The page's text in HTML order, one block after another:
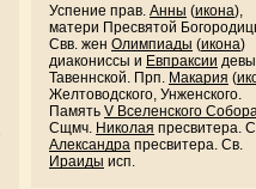
Успение прав. Анны (икона),
матери Пресвятой
Свв. жен Олимпиады (икона)
диакониссы и Евпраксии
Тавеннской. Прп. Макария (
Желтоводского, Унженского.
Память V Вселенского
Сщмч. Николая пресвитера.
Александра пресвитера. Св.
Ираиды исп.